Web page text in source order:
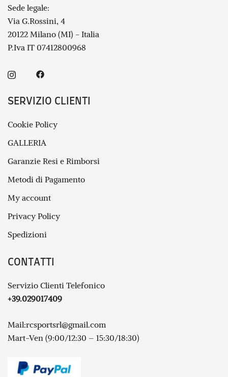
Sede legale:
Via G.Rossini, 4
20122 Milano (MI) - Italia
P.Iva IT 07412800968
SERVIZIO CLIENTI
Cookie Policy
GALLERIA
Garanzie Resi e Rimborsi
Metodi di Pagamento
My account
Privacy Policy
Spedizioni
CONTATTI
Servizio Clienti Telefonico
+39.029017409
Mail:rcsportsrl@gmail.com
Mart-Ven (9:00/12:30 – 15:30/18:30)